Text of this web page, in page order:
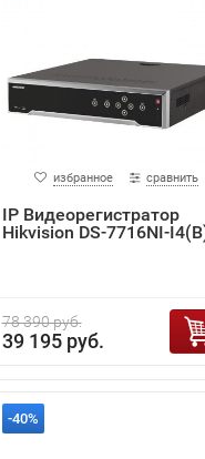
избранное сравнить
IP Видеорегистратор
Hikvision DS-7716NI-
78 390 руб.
39 195 руб.
-40%